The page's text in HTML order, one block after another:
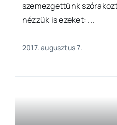
szemezgettünk
nézzük is ezeket: ...
2017. augusztus 7.